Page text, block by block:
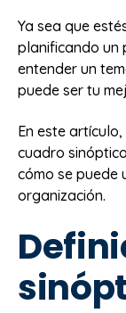
Ya sea que
planificando un
entender un
puede ser tu
En este
cuadro
cómo se puede
organización.